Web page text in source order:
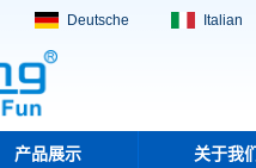
Deutsche Italian
产品展示 关于我们